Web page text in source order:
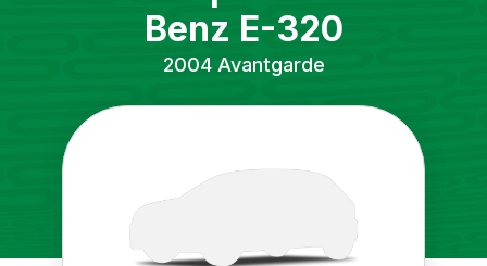
Benz E-320
2004 Avantgarde